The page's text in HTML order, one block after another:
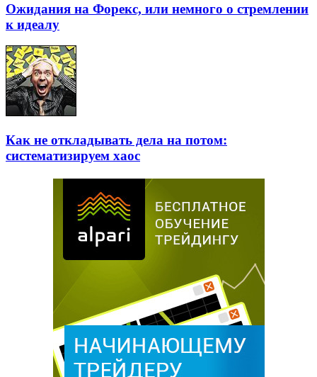
Ожидания на Форекс, или немного о стремлении
к идеалу
Как не откладывать дела на потом:
систематизируем хаос